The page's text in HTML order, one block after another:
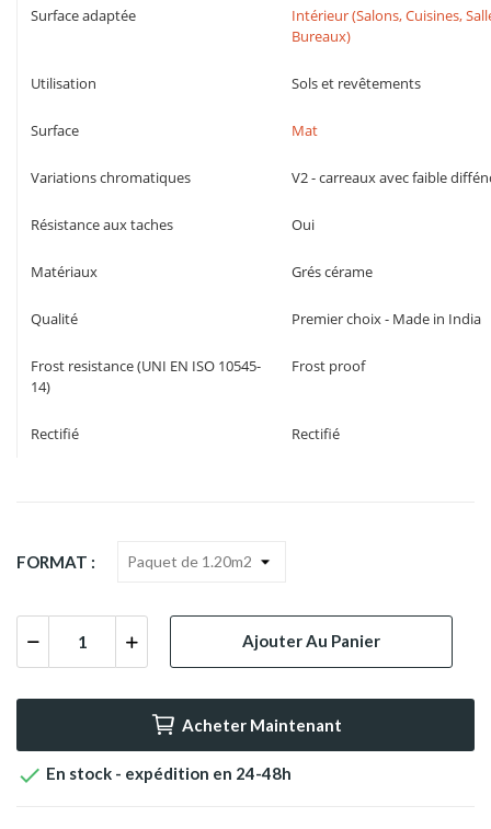
Surface adaptée
Intérieur (Salons, Cuisines,
Bureaux)
Utilisation Sols et revêtements
Surface Mat
Variations chromatiques V2 - carreaux avec faible
Résistance aux taches Oui
Matériaux Grés cérame
Qualité Premier choix - Made in India
Frost resistance (UNI EN ISO 10545-
14)
Frost proof
Rectifié Rectifié
FORMAT :
Ajouter Au Panier
Acheter Maintenant
 En stock - expédition en 24-48h